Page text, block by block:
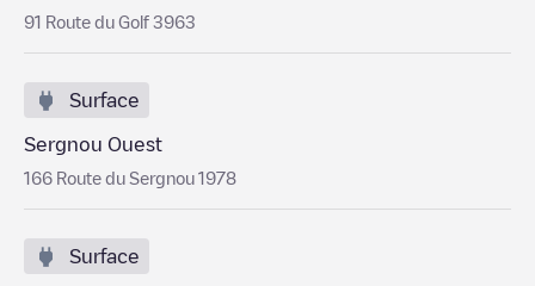
91 Route du Golf 3963
Surface
Sergnou Ouest
166 Route du Sergnou 1978
Surface